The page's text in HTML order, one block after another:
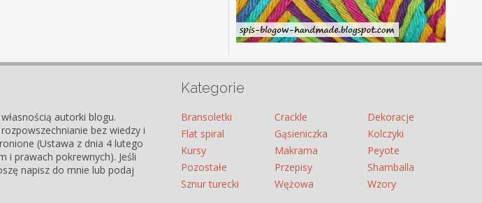
autorki blogu.
bez wiedzy i
(Ustawa z dnia 4 lutego
i prawach pokrewnych). Jeśli
napisz do mnie lub podaj
Kategorie
Bransoletki Crackle
Dekoracje
Flat spiral
Gąsieniczka
Kolczyki
Kursy
Makrama
Peyote
Pozostałe
Przepisy
Shamballa
Sznur turecki
Wężowa Wzory